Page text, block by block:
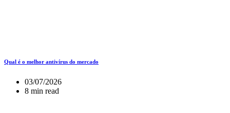
Qual é o melhor antivírus do mercado
03/07/2026
8 min read